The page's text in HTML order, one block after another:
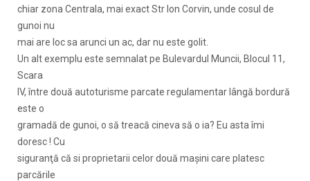
chiar zona Centrala, mai exact Str Ion Corvin, unde cosul de
gunoi nu
mai are loc sa arunci un ac, dar nu este golit.
Un alt exemplu este semnalat pe Bulevardul Muncii, Blocul 11,
Scara
IV, între două autoturisme parcate regulamentar lângă bordură
este o
gramadă de gunoi, o să treacă cineva să o ia? Eu asta îmi
doresc ! Cu
siguranţă că si proprietarii celor două maşini care platesc
parcările